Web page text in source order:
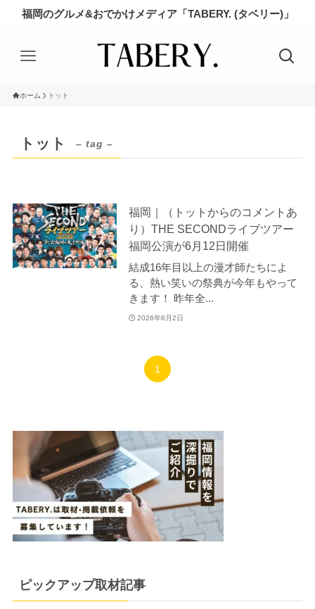
福岡のグルメ&おでかけメディア「TABERY. (タベリー)」
ホーム トット
トット – tag –
福岡｜（トットからのコメントあ
り）THE SECONDライブツアー
福岡公演が6月12日開催
結成16年目以上の漫才師たちによ
る、熱い笑いの祭典が今年もやって
きます！ 昨年全...
2026年6月2日
1
ピックアップ取材記事